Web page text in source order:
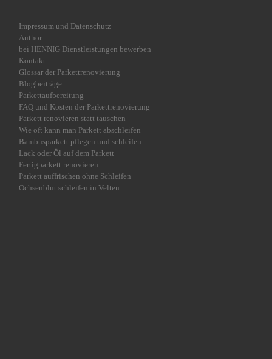
Impressum und Datenschutz
Author
bei HENNIG Dienstleistungen bewerben
Kontakt
Glossar der Parkettrenovierung
Blogbeiträge
Parkettaufbereitung
FAQ und Kosten der Parkettrenovierung
Parkett renovieren statt tauschen
Wie oft kann man Parkett abschleifen
Bambusparkett pflegen und schleifen
Lack oder Öl auf dem Parkett
Fertigparkett renovieren
Parkett auffrischen ohne Schleifen
Ochsenblut schleifen in Velten